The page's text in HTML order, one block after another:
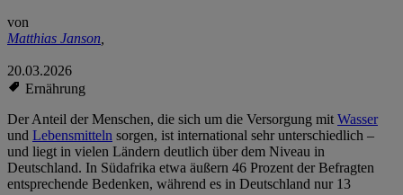
von
Matthias Janson,
20.03.2026
Ernährung
Der Anteil der Menschen, die sich um die Versorgung mitWasser
und Lebensmitteln sorgen, ist international sehr unterschiedlich –
und liegt in vielen Ländern deutlich über dem Niveau in
Deutschland. In Südafrika etwa äußern 46 Prozent der Befragten
entsprechende Bedenken, während es in Deutschland nur 13